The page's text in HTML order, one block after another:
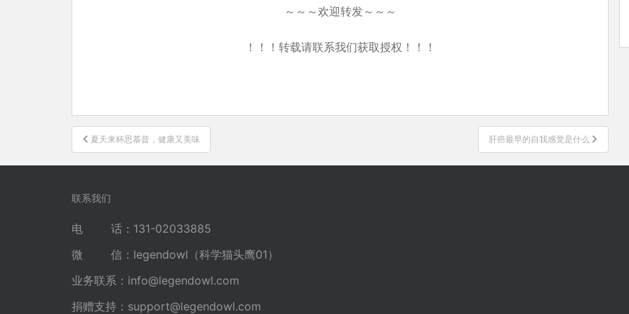
～～～欢迎转发～～～
！！！转载请联系我们获取授权！！！
文
章
导
夏天来杯思慕昔，健康又美味 肝癌最早的自我感觉是什么
联系我们
电 话：131-02033885
微 信：legendowl（科学猫头鹰01）
业务联系： info@legendowl.com
捐赠支持： support@legendowl.com